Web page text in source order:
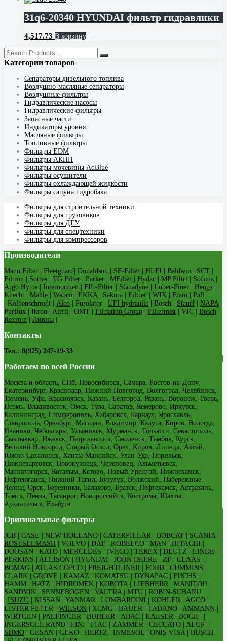
31q6-20340 HYUNDAI фильтр гидравлики
4,517.73 В корзину
Категории товаров
Cепараторы дизельного топлива
Воздушно-масляные сепараторы
Воздушные фильтры
Гидравлические насосы
Гидравлические фильтры
Запасные части
Индикаторы уровня
Масляные фильтры
Топливные фильтры
Фильтры EDM
Фильтры АКПП
Фильтры мочевины AdBlue
Фильтры осушители
Фильтры охлаждающей жидкости
Фильтры сапуна гидробака
Фильтры для строительной техники
Фильтры для грузовиков
Фильтры для ДГУ
Фильтры для спецтехники
Фильтры для компрессоров
Производители
Mann Filter Fleetguard Donaldson SF-Filter HI FI | Baldwin | SCT
Filtron
Sotras | TG Filter | Parker MFilter Hydac MP Filtri Sofima
Argo Hytos | Internormen | FIL-Filter | Stanadyne Luber-Finer Hengst
Knecht | Mahle | Wabco EKKA Sakura Filtrec WIX | Fram | Pall
| Kolbenschmidt | Alco | Purolator | UFI hydraulic | Bosch | Stauff NAPA
Purflux | Ikron | Airfil | OMT | Filtration Group Filtermist | VIC | Bosch
Rexroth
Ливны
Контакты
Тел.: 8(925) 247-19-33
Работаем по всей России
Москва и область, СПб, Новосибирск, Самара, Ростов-на-Дону,
Екатеринбург, Краснодар, Нижний Новгород, Волгоград, Челябинск,
Тюмень, Уфа, Красноярск, Казань, Белгород, Рязань, Воронеж, Тверь,
Пермь, Владивосток, Омск, Тула, Саратов, Кемерово, Иркутск,
Калининград, Симферополь, Хабаровск, Барнаул, Ярославль,
Ставрополь, Оренбург, Магадан, Владимир, Калуга, Киров, Вологда,
Иваново, Чебоксары, Ульяновск, Мурманск, Тольятти, Севастополь,
Сыктывкар, Ижевск, Петрозаводск, Смоленск, Тамбов, Курск,
Великий Новгород, Старый Оскол, Орел, Киров, Липецк, Аксай,
Южно-Сахалинск, Ханты-Мансийск, Улан-Удэ, Норильск,
Нижневартовск, Новокузнецк, Череповец, Альметьевск,
Магнитогорск, Когалым, Кстово, Новый Уренгой, Нижнекамск,
Нефтеюганск, Нижний Тагил, Бузулук, Волжский, Набережные
Челны, Орск, Березники, Балаково, Братск, Нефтекамск, Астрахань,
Томск, Пенза, Таганрог, Новороссийск, Кострома, Шахты,
Архангельск, Елабуга.
Оригинальные фильтры
JCB | CASE | NEW HOLLAND | CATERPILLAR | BOBCAT | SCANIA |
ROSTSELMASH | VOLVO | DAF | KOBELCO | MAN | HITACHI |
DOOSAN | KATO | MERCEDES | IVECO | TEREX | DEUTZ | LINDE |
PERKINS | ALLISON | HYUNDAI | JOHN DEERE | ZF | CLAAS |
BOMAG | ATLAS COPCO | FREIGHTLINER | FORD | CUMMINS |
CLARK | GROVE | KAMAZ | KOMATSU | DYNAPAC | FUCHS |
HAMM | HATZ | HIDROMEK | KOBOTA | LIEBHERR | MANITOU |
SANDVIK | SENNEBOGEN | VALTRA | MTU | ROBIN-SUBARU
ISUZU | NISSAN | YANMAR | LOMBARDINI | KOHLER | AGCO |
LISTER PETER | WILSON | XCMG | BAUER | TADANO | AMMANN |
WIRTGEN | PALFINGER | BUHLER | ABAC | KAESER | BOGE | |
INGERSOLL RAND | FINI | FIAC | ZAMMER | CECCATO | ALUP |
SDMO | GESAN | GEKO | HERTZ | INMESOL | ONIS VISA | BUSCH